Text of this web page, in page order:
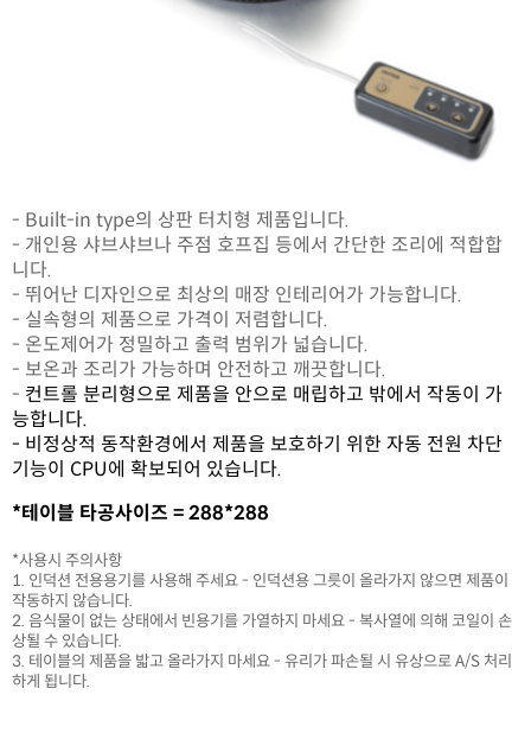
- Built-in type의 상판 터치형 제품입니다.
- 개인용 샤브샤브나 주점 호프집 등에서 간단한 조리에 적합합
니다.
- 뛰어난 디자인으로 최상의 매장 인테리어가 가능합니다.
- 실속형의 제품으로 가격이 저렴합니다.
- 온도제어가 정밀하고 출력 범위가 넓습니다.
- 보온과 조리가 가능하며 안전하고 깨끗합니다.
- 컨트롤 분리형으로 제품을 안으로 매립하고 밖에서 작동이 가
능합니다.
- 비정상적 동작환경에서 제품을 보호하기 위한 자동 전원 차단
기능이 CPU에 확보되어 있습니다.
*테이블 타공사이즈 = 288*288
*사용시 주의사항
1. 인덕션 전용용기를 사용해 주세요 - 인덕션용 그릇이 올라가지 않으면 제품이
작동하지 않습니다.
2. 음식물이 없는 상태에서 빈용기를 가열하지 마세요 - 복사열에 의해 코일이 손
상될 수 있습니다.
3. 테이블의 제품을 밟고 올라가지 마세요 - 유리가 파손될 시 유상으로 A/S 처리
하게 됩니다.